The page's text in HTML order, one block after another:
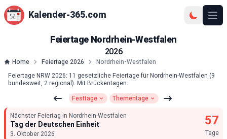
Kalender-365.com
FeiertageNordrhein-Westfalen
2026
Home Feiertage 2026
Nordrhein-Westfalen
Feiertage NRW 2026: 11 gesetzliche Feiertage für Nordrhein-Westfalen (9
bundesweit, 2 regional). Mit Brückentagen.
Zu Festtagen
Festtage Zu Thementagen
Thementage
Nächster Feiertag in Nordrhein-Westfalen
Tag der Deutschen Einheit
3. Oktober 2026
57
Tage